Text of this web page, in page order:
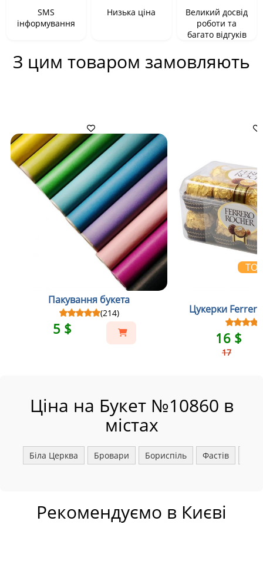
SMS
інформування
Низька ціна
Великий досвід
роботи та
багато відгуків
З цим товаром замовляють
Пакування букета
(214)
5 $
Цукерки
16 $
17
Ціна на Букет №10860 в
містах
Біла Церква Бровари Бориспіль Фастів
Рекомендуємо в Києві